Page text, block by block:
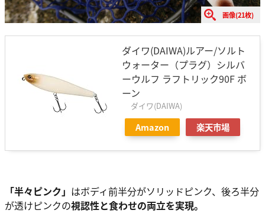
画像(21枚)
ダイワ(DAIWA)ルアー/ソルト
ウォーター（プラグ）シルバ
ーウルフ ラフトリック90F ボ
ーン
ダイワ(DAIWA)
Amazon 楽天市場
「半々ピンク」 はボディ前半分がソリッドピンク、後ろ半分
が透けピンクの視認性と食わせの両立を実現。